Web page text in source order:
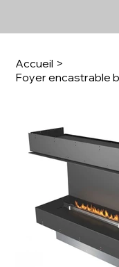
Accueil >